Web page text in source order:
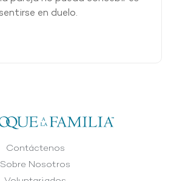
en duelo.
Contáctenos
Sobre Nosotros